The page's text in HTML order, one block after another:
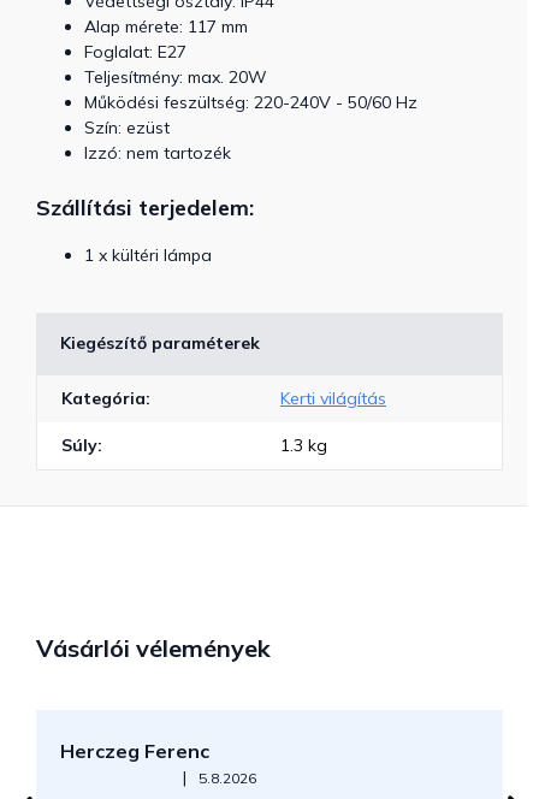
Alap mérete: 117 mm
Foglalat: E27
Teljesítmény: max. 20W
Működési feszültség: 220-240V - 50/60 Hz
Szín: ezüst
Izzó: nem tartozék
Szállítási terjedelem:
1 x kültéri lámpa
Kiegészítő paraméterek
Kategória: Kerti világítás
Súly: 1.3 kg
Vásárlói vélemények
Herczeg Ferenc
Az áruház értékelése 5-ből 5 csillag.
| 5.8.2026